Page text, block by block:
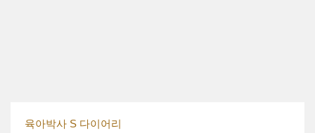
육아박사 S 다이어리